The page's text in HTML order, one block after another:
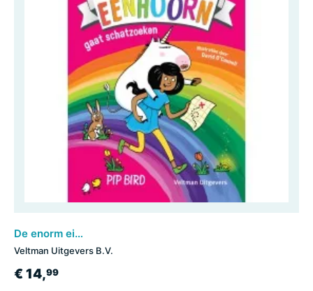
De enorm eigenwijze eenhoorn gaat schatzoeken
Veltman Uitgevers B.V.
€ 14,99